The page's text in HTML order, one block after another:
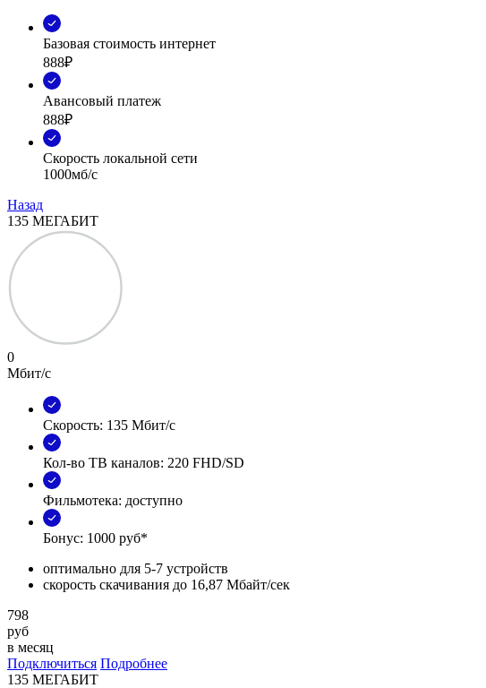
Базовая стоимость интернет
888₽
Авансовый платеж
888₽
Скорость локальной сети
1000мб/с
Назад
135 МЕГАБИТ
0
Мбит/с
Скорость: 135 Мбит/с
Кол-во ТВ каналов: 220 FHD/SD
Фильмотека: доступно
Бонус: 1000 руб*
оптимально для 5-7 устройств
скорость скачивания до 16,87 Мбайт/сек
798
руб
в месяц
Подключиться Подробнее
135 МЕГАБИТ